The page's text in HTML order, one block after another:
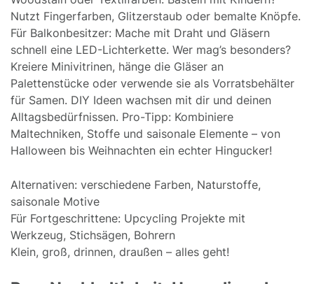
Nutzt Fingerfarben, Glitzerstaub oder bemalte Knöpfe.
Für Balkonbesitzer: Mache mit Draht und Gläsern
schnell eine LED-Lichterkette. Wer mag’s besonders?
Kreiere Minivitrinen, hänge die Gläser an
Palettenstücke oder verwende sie als Vorratsbehälter
für Samen. DIY Ideen wachsen mit dir und deinen
Alltagsbedürfnissen. Pro-Tipp: Kombiniere
Maltechniken, Stoffe und saisonale Elemente – von
Halloween bis Weihnachten ein echter Hingucker!
Alternativen: verschiedene Farben, Naturstoffe,
saisonale Motive
Für Fortgeschrittene: Upcycling Projekte mit
Werkzeug, Stichsägen, Bohrern
Klein, groß, drinnen, draußen – alles geht!